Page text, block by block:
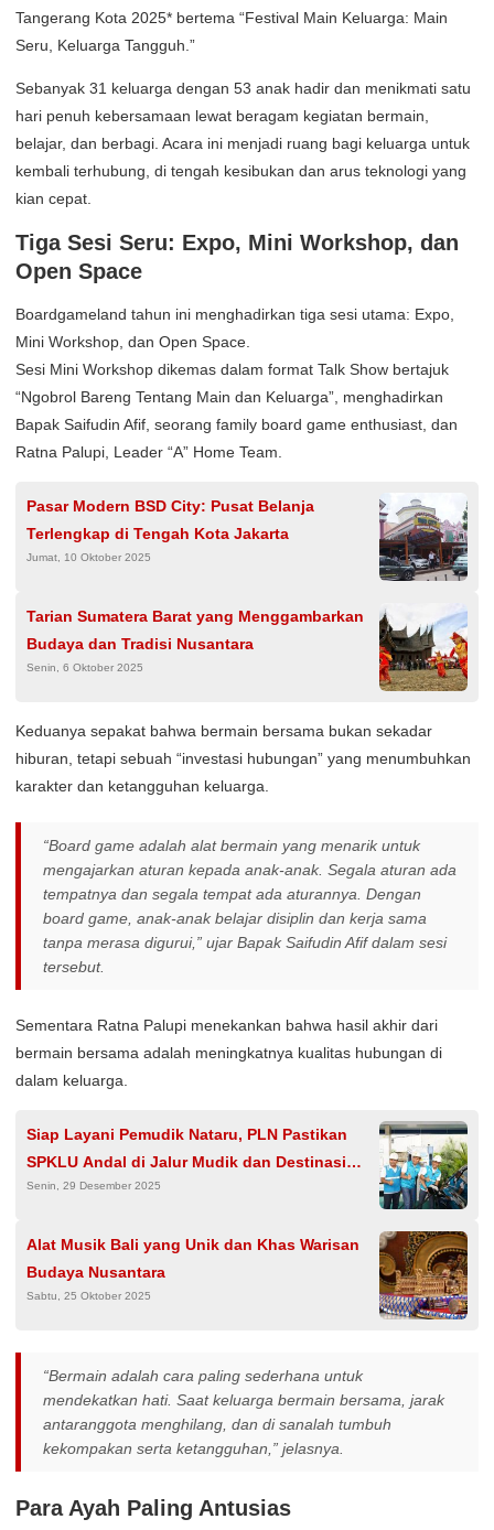
Tangerang Kota 2025* bertema “Festival Main Keluarga: Main
Seru, Keluarga Tangguh.”
Sebanyak 31 keluarga dengan 53 anak hadir dan menikmati satu
hari penuh kebersamaan lewat beragam kegiatan bermain,
belajar, dan berbagi. Acara ini menjadi ruang bagi keluarga untuk
kembali terhubung, di tengah kesibukan dan arus teknologi yang
kian cepat.
Tiga Sesi Seru: Expo, Mini Workshop, dan
Open Space
Boardgameland tahun ini menghadirkan tiga sesi utama: Expo,
Mini Workshop, dan Open Space.
Sesi Mini Workshop dikemas dalam format Talk Show bertajuk
“Ngobrol Bareng Tentang Main dan Keluarga”, menghadirkan
Bapak Saifudin Afif, seorang family board game enthusiast, dan
Ratna Palupi, Leader “A” Home Team.
Pasar Modern BSD City: Pusat Belanja
Terlengkap di Tengah Kota Jakarta
Jumat, 10 Oktober 2025
Tarian Sumatera Barat yang Menggambarkan
Budaya dan Tradisi Nusantara
Senin, 6 Oktober 2025
Keduanya sepakat bahwa bermain bersama bukan sekadar
hiburan, tetapi sebuah “investasi hubungan” yang menumbuhkan
karakter dan ketangguhan keluarga.
“Board game adalah alat bermain yang menarik untuk
mengajarkan aturan kepada anak-anak. Segala aturan ada
tempatnya dan segala tempat ada aturannya. Dengan
board game, anak-anak belajar disiplin dan kerja sama
tanpa merasa digurui,” ujar Bapak Saifudin Afif dalam sesi
tersebut.
Sementara Ratna Palupi menekankan bahwa hasil akhir dari
bermain bersama adalah meningkatnya kualitas hubungan di
dalam keluarga.
Siap Layani Pemudik Nataru, PLN Pastikan
SPKLU Andal di Jalur Mudik dan Destinasi
Wisata
Senin, 29 Desember 2025
Alat Musik Bali yang Unik dan Khas Warisan
Budaya Nusantara
Sabtu, 25 Oktober 2025
“Bermain adalah cara paling sederhana untuk
mendekatkan hati. Saat keluarga bermain bersama, jarak
antaranggota menghilang, dan di sanalah tumbuh
kekompakan serta ketangguhan,” jelasnya.
Para Ayah Paling Antusias